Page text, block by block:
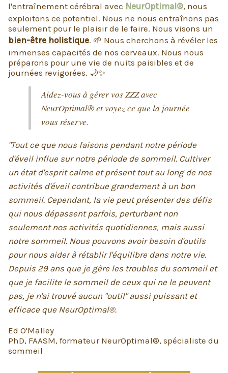
l'entraînement cérébral avec NeurOptimal®, nous
exploitons ce potentiel. Nous ne nous entraînons pas
seulement pour le plaisir de le faire. Nous visons un
bien-être holistique. 🌱 Nous cherchons à révéler les
immenses capacités de nos cerveaux. Nous nous
préparons pour une vie de nuits paisibles et de
journées revigorées. 🌙✨
Aidez-vous à gérer vos ZZZ avec
NeurOptimal® et voyez ce que la journée
vous réserve.
"Tout ce que nous faisons pendant notre période
d'éveil influe sur notre période de sommeil. Cultiver
un état d'esprit calme et présent tout au long de nos
activités d'éveil contribue grandement à un bon
sommeil. Cependant, la vie peut présenter des défis
qui nous dépassent parfois, perturbant non
seulement nos activités quotidiennes, mais aussi
notre sommeil. Nous pouvons avoir besoin d'outils
pour nous aider à rétablir l'équilibre dans notre vie.
Depuis 29 ans que je gère les troubles du sommeil et
que je facilite le sommeil de ceux qui ne le peuvent
pas, je n'ai trouvé aucun "outil" aussi puissant et
efficace que NeurOptimal®.
Ed O'Malley
PhD, FAASM, formateur NeurOptimal®, spécialiste du
sommeil